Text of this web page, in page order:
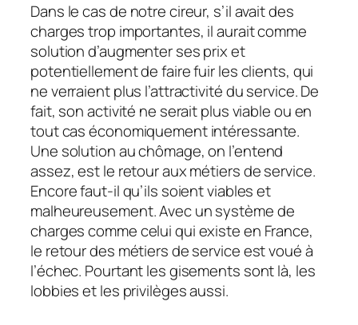
Dans le cas de notre cireur, s’il avait des
charges trop importantes, il aurait comme
solution d’augmenter ses prix et
potentiellement de faire fuir les clients, qui
ne verraient plus l’attractivité du service. De
fait, son activité ne serait plus viable ou en
tout cas économiquement intéressante.
Une solution au chômage, on l’entend
assez, est le retour aux métiers de service.
Encore faut-il qu’ils soient viables et
malheureusement. Avec un système de
charges comme celui qui existe en France,
le retour des métiers de service est voué à
l’échec. Pourtant les gisements sont là, les
lobbies et les privilèges aussi.